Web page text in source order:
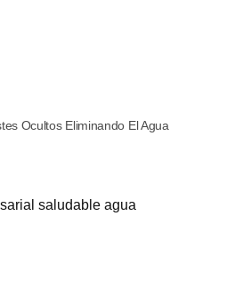
Ocultos Eliminando El Agua